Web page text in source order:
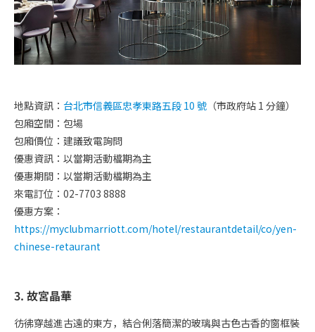
地點資訊： 台北市信義區忠孝東路五段 10 號 （市政府站 1 分鐘）
包廂空間：包場
包廂價位：建議致電詢問
優惠資訊： 以當期活動檔期為主
優惠期間： 以當期活動檔期為主
來電訂位：02-7703 8888
優惠方案：
https://myclubmarriott.com/hotel/restaurantdetail/co/yen-
chinese-retaurant
3. 故宮晶華
彷彿穿越進古遠的東方，結合俐落簡潔的玻璃與古色古香的窗框裝